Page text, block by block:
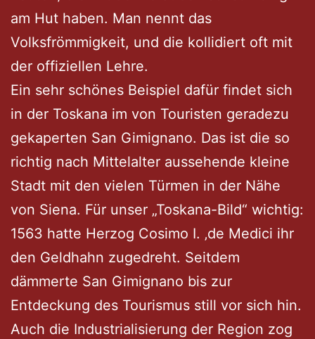
am Hut haben. Man nennt das
Volksfrömmigkeit, und die kollidiert oft mit
der offiziellen Lehre.
Ein sehr schönes Beispiel dafür findet sich
in der Toskana im von Touristen geradezu
gekaperten San Gimignano. Das ist die so
richtig nach Mittelalter aussehende kleine
Stadt mit den vielen Türmen in der Nähe
von Siena. Für unser „Toskana-Bild“ wichtig:
1563 hatte Herzog Cosimo I. ‚de Medici ihr
den Geldhahn zugedreht. Seitdem
dämmerte San Gimignano bis zur
Entdeckung des Tourismus still vor sich hin.
Auch die Industrialisierung der Region zog